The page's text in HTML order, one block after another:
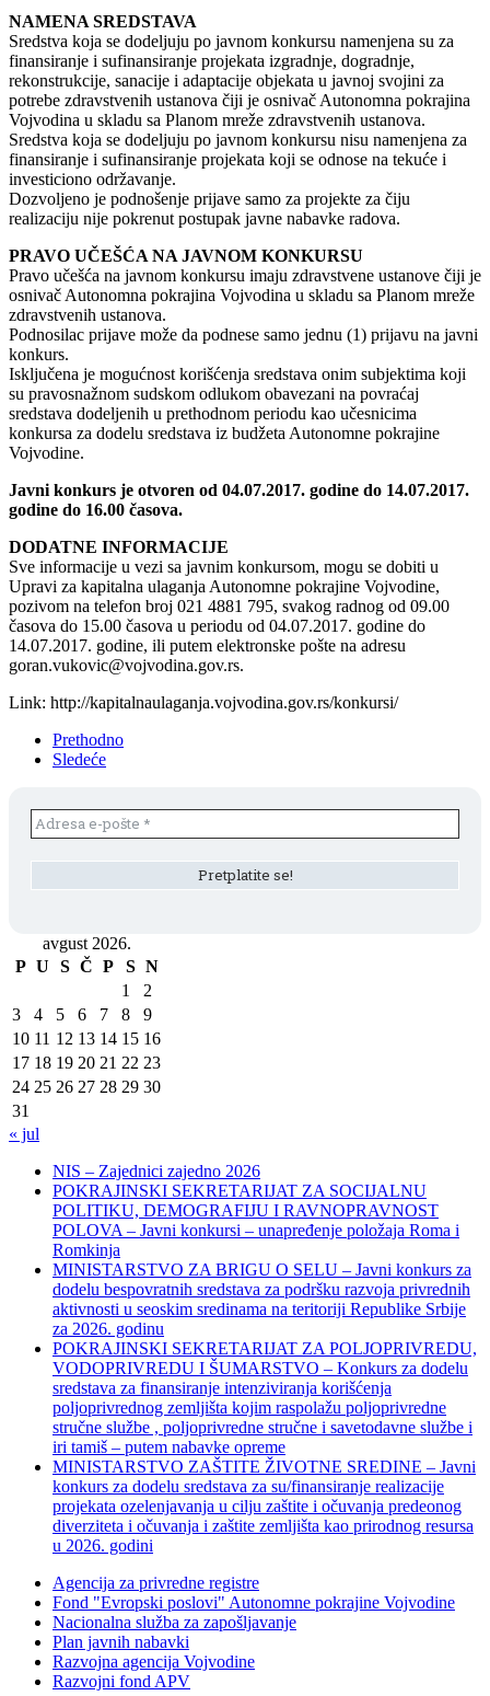
NAMENA SREDSTAVA
Sredstva koja se dodeljuju po javnom konkursu namenjena su za
finansiranje i sufinansiranje projekata izgradnje, dogradnje,
rekonstrukcije, sanacije i adaptacije objekata u javnoj svojini za
potrebe zdravstvenih ustanova čiji je osnivač Autonomna pokrajina
Vojvodina u skladu sa Planom mreže zdravstvenih ustanova.
Sredstva koja se dodeljuju po javnom konkursu nisu namenjena za
finansiranje i sufinansiranje projekata koji se odnose na tekuće i
investiciono održavanje.
Dozvoljeno je podnošenje prijave samo za projekte za čiju
realizaciju nije pokrenut postupak javne nabavke radova.
PRAVO UČEŠĆA NA JAVNOM KONKURSU
Pravo učešća na javnom konkursu imaju zdravstvene ustanove čiji je
osnivač Autonomna pokrajina Vojvodina u skladu sa Planom mreže
zdravstvenih ustanova.
Podnosilac prijave može da podnese samo jednu (1) prijavu na javni
konkurs.
Isključena je mogućnost korišćenja sredstava onim subjektima koji
su pravosnažnom sudskom odlukom obavezani na povraćaj
sredstava dodeljenih u prethodnom periodu kao učesnicima
konkursa za dodelu sredstava iz budžeta Autonomne pokrajine
Vojvodine.
Javni konkurs je otvoren od 04.07.2017. godine do 14.07.2017.
godine do 16.00 časova.
DODATNE INFORMACIJE
Sve informacije u vezi sa javnim konkursom, mogu se dobiti u
Upravi za kapitalna ulaganja Autonomne pokrajine Vojvodine,
pozivom na telefon broj 021 4881 795, svakog radnog od 09.00
časova do 15.00 časova u periodu od 04.07.2017. godine do
14.07.2017. godine, ili putem elektronske pošte na adresu
goran.vukovic@vojvodina.gov.rs.
Link: http://kapitalnaulaganja.vojvodina.gov.rs/konkursi/
Prethodno
Sledeće
avgust 2026.
P U S Č P S N
1
2
3
4 5 6 7 8
9
10 11 12 13 14 15 16
17 18 19 20 21 22 23
24 25 26 27 28 29 30
31
« jul
NIS – Zajednici zajedno 2026
POKRAJINSKI SEKRETARIJAT ZA SOCIJALNU
POLITIKU, DEMOGRAFIJU I RAVNOPRAVNOST
POLOVA – Javni konkursi – unapređenje položaja Roma i
Romkinja
MINISTARSTVO ZA BRIGU O SELU – Javni konkurs za
dodelu bespovratnih sredstava za podršku razvoja privrednih
aktivnosti u seoskim sredinama na teritoriji Republike Srbije
za 2026. godinu
POKRAJINSKI SEKRETARIJAT ZA POLJOPRIVREDU,
VODOPRIVREDU I ŠUMARSTVO – Konkurs za dodelu
sredstava za finansiranje intenziviranja korišćenja
poljoprivrednog zemljišta kojim raspolažu poljoprivredne
stručne službe , poljoprivredne stručne i savetodavne službe i
iri tamiš ‒ putem nabavke opreme
MINISTARSTVO ZAŠTITE ŽIVOTNE SREDINE – Javni
konkurs za dodelu sredstava za su/finansiranje realizacije
projekata ozelenjavanja u cilju zaštite i očuvanja predeonog
diverziteta i očuvanja i zaštite zemljišta kao prirodnog resursa
u 2026. godini
Agencija za privredne registre
Fond "Evropski poslovi" Autonomne pokrajine Vojvodine
Nacionalna služba za zapošljavanje
Plan javnih nabavki
Razvojna agencija Vojvodine
Razvojni fond APV